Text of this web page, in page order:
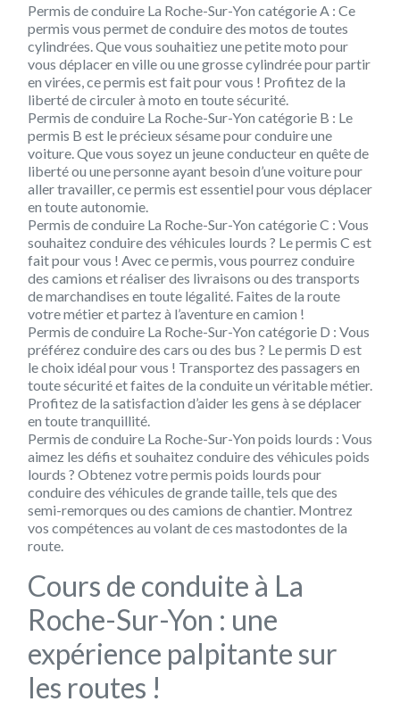
Permis de conduire La Roche-Sur-Yon catégorie A : Ce
permis vous permet de conduire des motos de toutes
cylindrées. Que vous souhaitiez une petite moto pour
vous déplacer en ville ou une grosse cylindrée pour partir
en virées, ce permis est fait pour vous ! Profitez de la
liberté de circuler à moto en toute sécurité.
Permis de conduire La Roche-Sur-Yon catégorie B : Le
permis B est le précieux sésame pour conduire une
voiture. Que vous soyez un jeune conducteur en quête de
liberté ou une personne ayant besoin d’une voiture pour
aller travailler, ce permis est essentiel pour vous déplacer
en toute autonomie.
Permis de conduire La Roche-Sur-Yon catégorie C : Vous
souhaitez conduire des véhicules lourds ? Le permis C est
fait pour vous ! Avec ce permis, vous pourrez conduire
des camions et réaliser des livraisons ou des transports
de marchandises en toute légalité. Faites de la route
votre métier et partez à l’aventure en camion !
Permis de conduire La Roche-Sur-Yon catégorie D : Vous
préférez conduire des cars ou des bus ? Le permis D est
le choix idéal pour vous ! Transportez des passagers en
toute sécurité et faites de la conduite un véritable métier.
Profitez de la satisfaction d’aider les gens à se déplacer
en toute tranquillité.
Permis de conduire La Roche-Sur-Yon poids lourds : Vous
aimez les défis et souhaitez conduire des véhicules poids
lourds ? Obtenez votre permis poids lourds pour
conduire des véhicules de grande taille, tels que des
semi-remorques ou des camions de chantier. Montrez
vos compétences au volant de ces mastodontes de la
route.
Cours de conduite à La
Roche-Sur-Yon : une
expérience palpitante sur
les routes !